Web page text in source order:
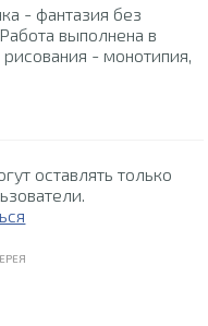
- фантазия без
выполнена в
- монотипия,
оставлять только